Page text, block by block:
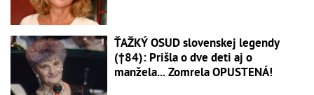
ŤAŽKÝ OSUD slovenskej legendy
(†84): Prišla o dve deti aj o
manžela... Zomrela OPUSTENÁ!